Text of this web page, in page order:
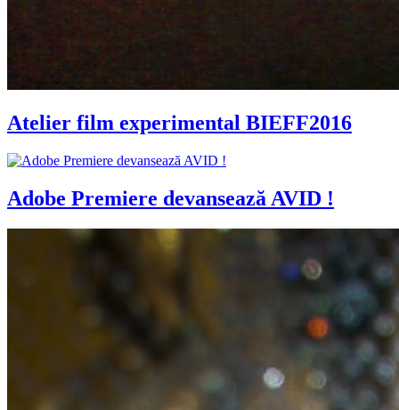
Atelier film experimental BIEFF2016
Adobe Premiere devansează AVID !